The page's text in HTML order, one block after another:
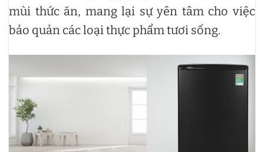
mùi thức ăn, mang lại sự yên tâm cho việc
bảo quản các loại thực phẩm tươi sống.